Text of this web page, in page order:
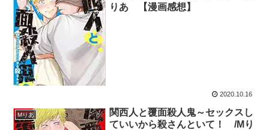
りあ 【漫画感想】
2020.10.16
Mりあ
関西人と覆面殺人鬼～セックスし
ていいから殺さんといて！ /Mり